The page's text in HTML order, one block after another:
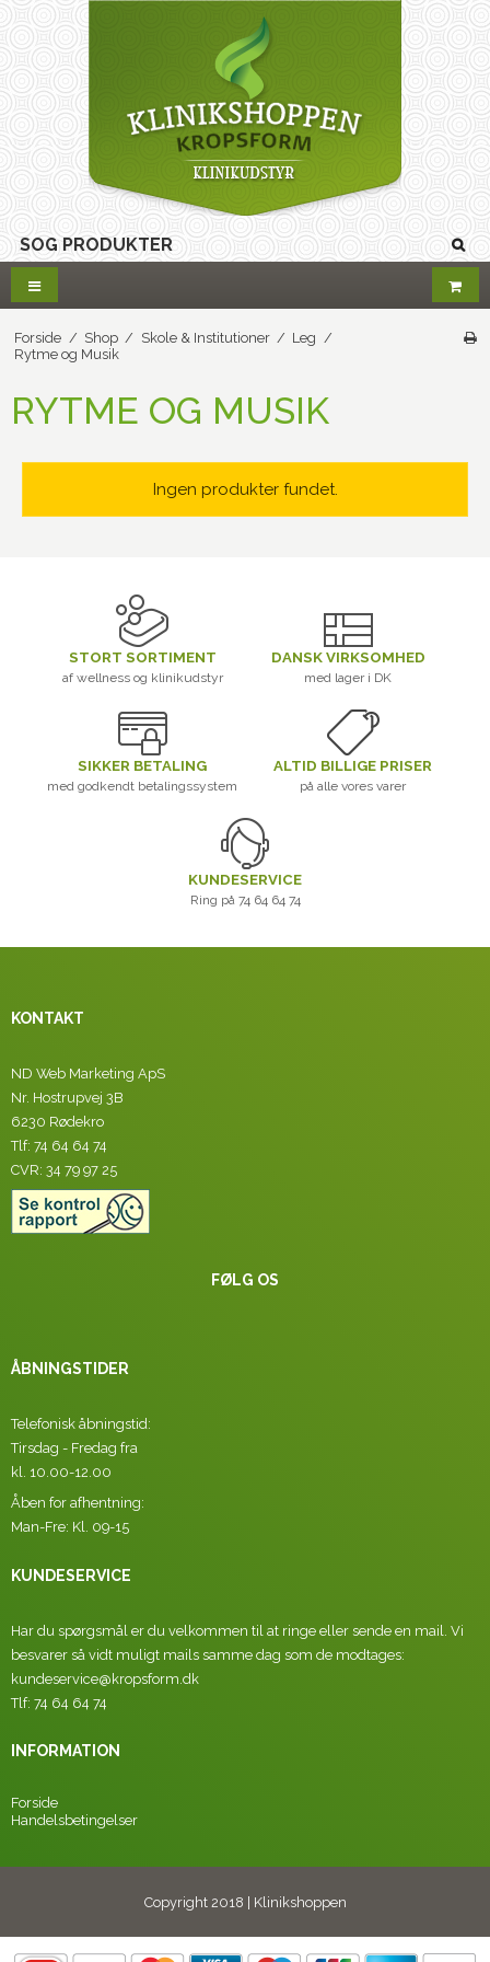
Forside / Shop / Skole & Institutioner / Leg /
Rytme og Musik
RYTME OG MUSIK
Ingen produkter fundet.
STORT SORTIMENT
af wellness og klinikudstyr
DANSK VIRKSOMHED
med lager i DK
SIKKER BETALING
med godkendt betalingssystem
ALTID BILLIGE PRISER
på alle vores varer
KUNDESERVICE
Ring på 74 64 64 74
KONTAKT
ND Web Marketing ApS
Nr. Hostrupvej 3B
6230 Rødekro
Tlf: 74 64 64 74
CVR: 34 79 97 25
FØLG OS
ÅBNINGSTIDER
Telefonisk åbningstid:
Tirsdag - Fredag fra
kl. 10.00-12.00
Åben for afhentning:
Man-Fre: Kl. 09-15
KUNDESERVICE
Har du spørgsmål er du velkommen til at ringe eller sende en mail. Vi
besvarer så vidt muligt mails samme dag som de modtages:
kundeservice@kropsform.dk
Tlf: 74 64 64 74
INFORMATION
Forside
Handelsbetingelser
Copyright 2018 | Klinikshoppen